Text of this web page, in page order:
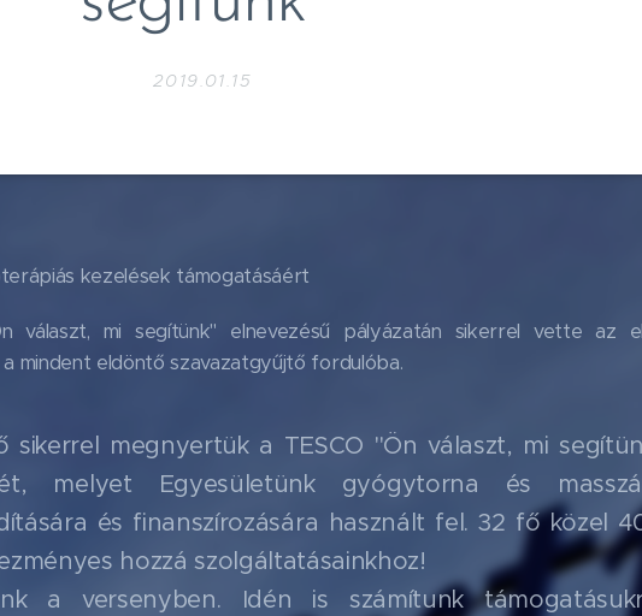
2019.01.15
kezelések támogatásáért
választ, mi segítünk" elnevezésű pályázatán sikerrel vette az
mindent eldöntő szavazatgyűjtő fordulóba.
sikerrel megnyertük a TESCO "Ön választ, mi
melyet Egyesületünk gyógytorna és
és finanszírozására használt fel. 32 fő közel
hozzá szolgáltatásainkhoz!
a versenyben. Idén is számítunk